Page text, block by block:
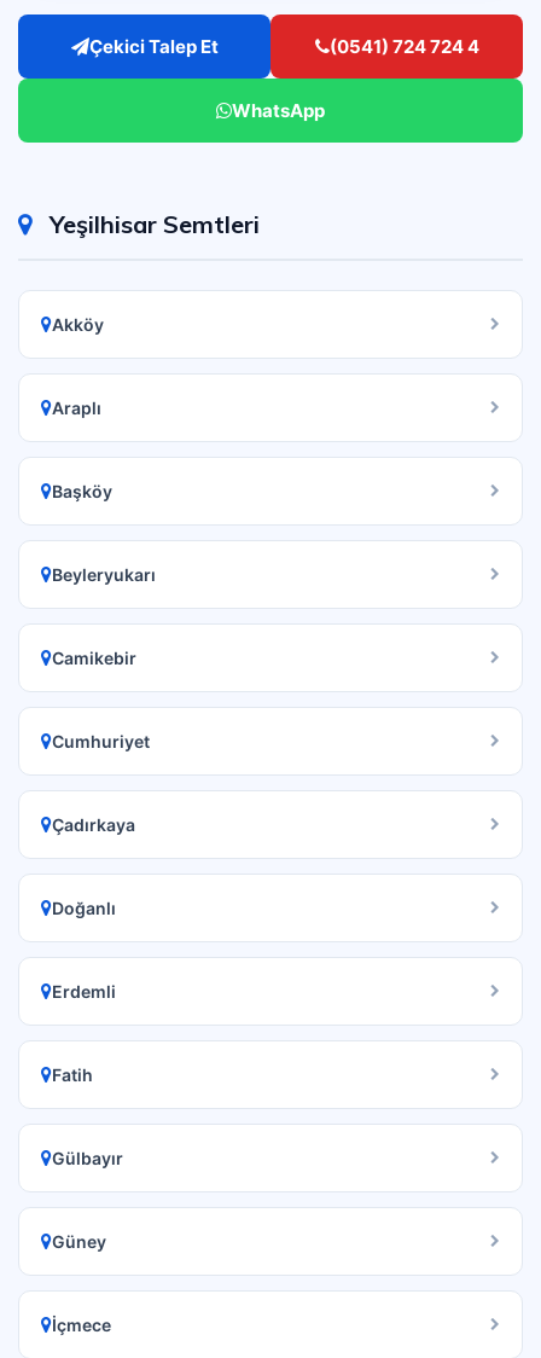
Çekici Talep Et (0541) 724 724 4
WhatsApp
Yeşilhisar Semtleri
Akköy
Araplı
Başköy
Beyleryukarı
Camikebir
Cumhuriyet
Çadırkaya
Doğanlı
Erdemli
Fatih
Gülbayır
Güney
İçmece